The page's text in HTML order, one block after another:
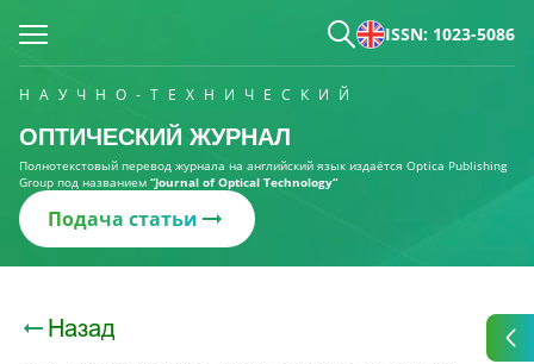
ISSN: 1023-5086
НАУЧНО-ТЕХНИЧЕСКИЙ
ОПТИЧЕСКИЙ ЖУРНАЛ
Полнотекстовый перевод журнала на английский язык издаётся Optica Publishing
Group под названием “Journal of Optical Technology“
Подача статьи
Назад